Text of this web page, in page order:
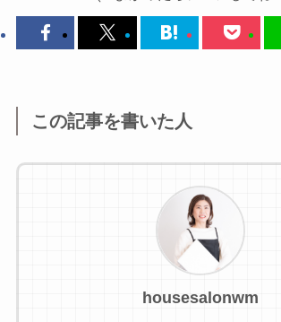
この記事を書いた人
housesalonwm